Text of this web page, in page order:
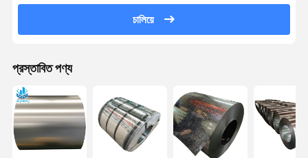
চালিয়ে
প্রস্তাবিত পণ্য